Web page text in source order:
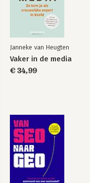
Janneke van Heugten
Vaker in de media
€ 34,99